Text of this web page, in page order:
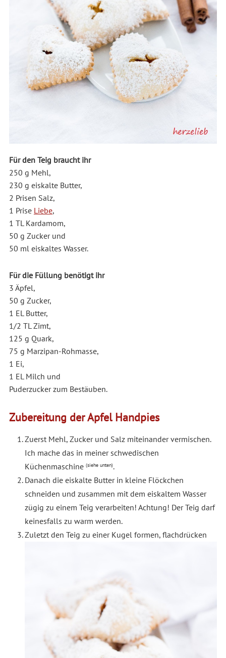
Für den Teig braucht ihr
250 g Mehl,
230 g eiskalte Butter,
2 Prisen Salz,
1 Prise Liebe,
1 TL Kardamom,
50 g Zucker und
50 ml eiskaltes Wasser.
Für die Füllung benötigt ihr
3 Äpfel,
50 g Zucker,
1 EL Butter,
1/2 TL Zimt,
125 g Quark,
75 g Marzipan-Rohmasse,
1 Ei,
1 EL Milch und
Puderzucker zum Bestäuben.
Zubereitung der Apfel Handpies
Zuerst Mehl, Zucker und Salz miteinander vermischen.
Ich mache das in meiner schwedischen
Küchenmaschine (siehe unten).
Danach die eiskalte Butter in kleine Flöckchen
schneiden und zusammen mit dem eiskaltem Wasser
zügig zu einem Teig verarbeiten! Achtung! Der Teig darf
keinesfalls zu warm werden.
Zuletzt den Teig zu einer Kugel formen, flachdrücken